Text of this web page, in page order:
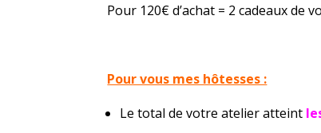
Pour 120€ d’achat = 2 cadeaux de
Pour vous mes hôtesses :
Le total de votre atelier atteint